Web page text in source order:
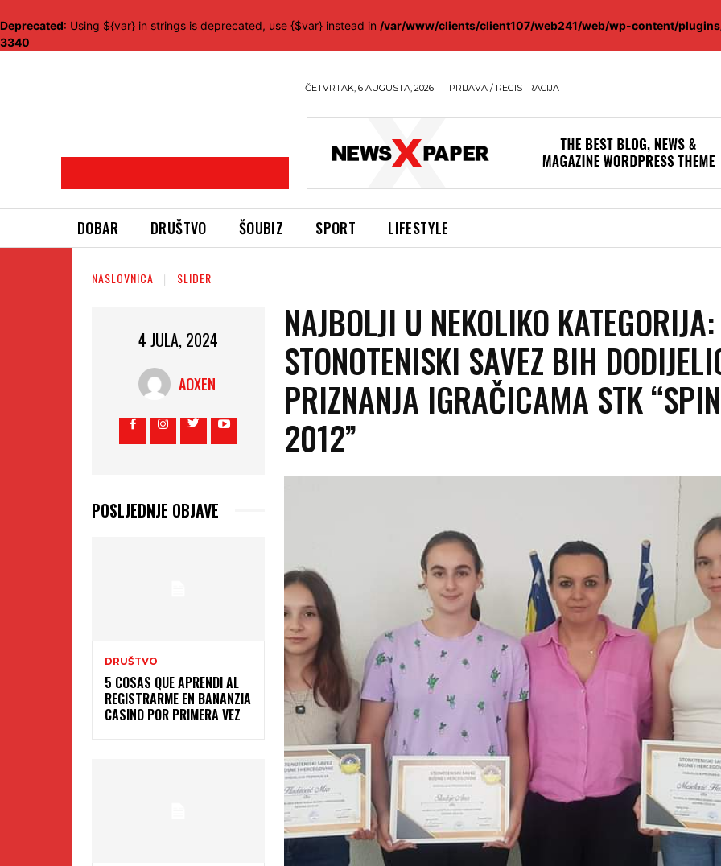
Deprecated: Using ${var} in strings is deprecated, use {$var} instead in /var/www/clients/client107/web241/web/wp-content/
3340
ČETVRTAK, 6 AUGUSTA, 2026 PRIJAVA / REGISTRACIJA
DOBAR DRUŠTVO ŠOUBIZ SPORT LIFESTYLE
NASLOVNICA SLIDER
4 JULA, 2024
AOXEN
POSLJEDNJE OBJAVE
DRUŠTVO
5 COSAS QUE APRENDI AL
REGISTRARME EN BANANZIA
CASINO POR PRIMERA VEZ
NAJBOLJI U NEKOLIKO KATEGORIJA:
STONOTENISKI SAVEZ BIH
PRIZNANJA IGRAČICAMA STK “SPIN
2012”